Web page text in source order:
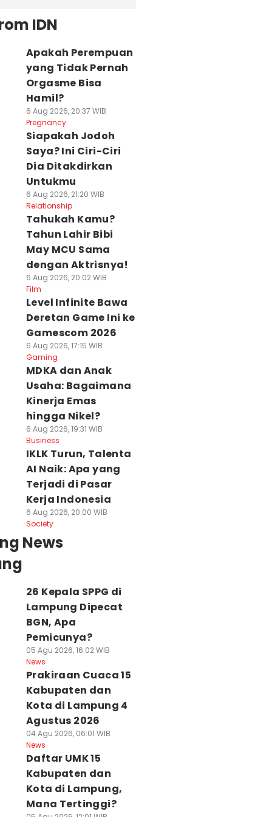
IDN
Apakah Perempuan
yang Tidak Pernah
Orgasme Bisa
Hamil?
6 Aug 2026, 20:37 WIB
Pregnancy
Siapakah Jodoh
Saya? Ini Ciri-Ciri
Dia Ditakdirkan
Untukmu
6 Aug 2026, 21:20 WIB
Relationship
Tahukah Kamu?
Tahun Lahir Bibi
May MCU Sama
dengan Aktrisnya!
6 Aug 2026, 20:02 WIB
Film
Level Infinite Bawa
Deretan Game Ini ke
Gamescom 2026
6 Aug 2026, 17:15 WIB
Gaming
MDKA dan Anak
Usaha: Bagaimana
Kinerja Emas
hingga Nikel?
6 Aug 2026, 19:31 WIB
Business
IKLK Turun, Talenta
AI Naik: Apa yang
Terjadi di Pasar
Kerja Indonesia
6 Aug 2026, 20:00 WIB
Society
News
26 Kepala SPPG di
Lampung Dipecat
BGN, Apa
Pemicunya?
05 Agu 2026, 16:02 WIB
News
Prakiraan Cuaca 15
Kabupaten dan
Kota di Lampung 4
Agustus 2026
04 Agu 2026, 06:01 WIB
News
Daftar UMK 15
Kabupaten dan
Kota di Lampung,
Mana Tertinggi?